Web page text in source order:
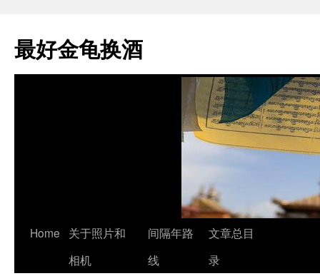
最好金龟换酒
Skip
Home
关于照片和
相机
间隔年路
线
文章总目
录